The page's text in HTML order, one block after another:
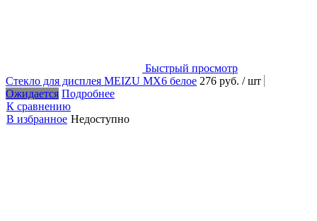
Быстрый просмотр
Стекло для дисплея MEIZU MX6 белое 276 руб. / шт
Ожидается Подробнее
К сравнению
В избранное Недоступно